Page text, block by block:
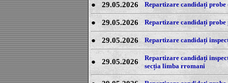
● 29.05.2026 Repartizare candidați
● 29.05.2026 Repartizare candidați
● 29.05.2026 Repartizare candidați
● 29.05.2026
Repartizare candidați
secția limba rromani